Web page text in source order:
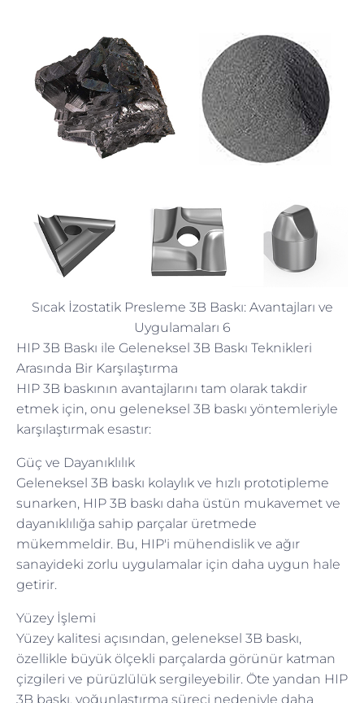
Sıcak İzostatik Presleme 3B Baskı: Avantajları ve
Uygulamaları 6
HIP 3B Baskı ile Geleneksel 3B Baskı Teknikleri
Arasında Bir Karşılaştırma
HIP 3B baskının avantajlarını tam olarak takdir
etmek için, onu geleneksel 3B baskı yöntemleriyle
karşılaştırmak esastır:
Güç ve Dayanıklılık
Geleneksel 3B baskı kolaylık ve hızlı prototipleme
sunarken, HIP 3B baskı daha üstün mukavemet ve
dayanıklılığa sahip parçalar üretmede
mükemmeldir. Bu, HIP'i mühendislik ve ağır
sanayideki zorlu uygulamalar için daha uygun hale
getirir.
Yüzey İşlemi
Yüzey kalitesi açısından, geleneksel 3B baskı,
özellikle büyük ölçekli parçalarda görünür katman
çizgileri ve pürüzlülük sergileyebilir. Öte yandan HIP
3B baskı, yoğunlaştırma süreci nedeniyle daha